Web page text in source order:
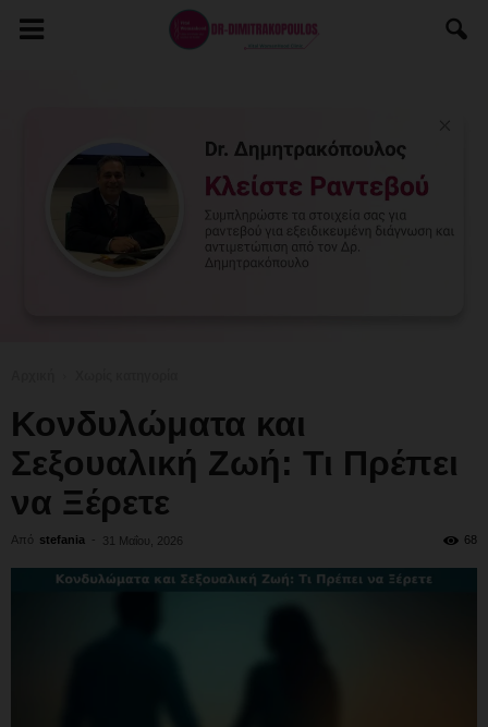
Κονδυλώματα και
Σεξουαλική Ζωή: Τι Πρέπει
να Ξέρετε
Από stefania - 31 Μαΐου, 2026 68